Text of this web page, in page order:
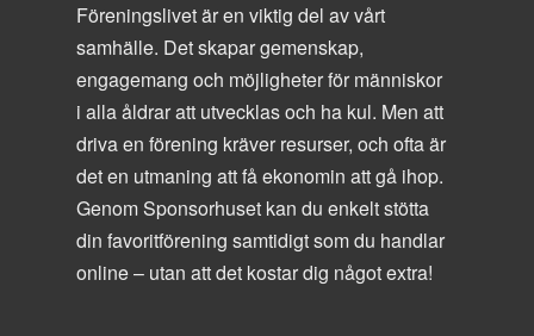
Föreningslivet är en viktig del av vårt
samhälle. Det skapar gemenskap,
engagemang och möjligheter för människor
i alla åldrar att utvecklas och ha kul. Men att
driva en förening kräver resurser, och ofta är
det en utmaning att få ekonomin att gå ihop.
Genom Sponsorhuset kan du enkelt stötta
din favoritförening samtidigt som du handlar
online – utan att det kostar dig något extra!